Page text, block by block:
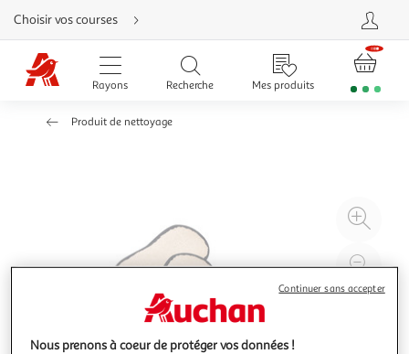
Aller
directement
au
contenu
Aller
directement
Aller
Choisir vos courses
Rayons Recherche Mes produits
Produit de nettoyage
à
Nous prenons à coeur de protéger vos données !
Continuer sans accepter